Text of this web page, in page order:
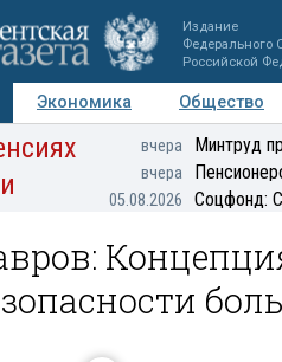
Издание
Федерального
Российской
Экономика Общество
Персоны Мнения
вчера Минтруд
вчера
05.08.2026 Соцфонд: